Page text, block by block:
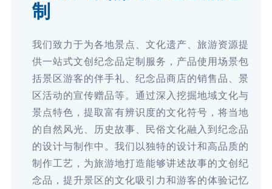
制
我们致力于为各地景点、文化遗产、旅游资源提
供一站式文创纪念品定制服务，产品使用场景包
括景区游客的伴手礼、纪念品商店的销售品、景
区活动的宣传赠品等。通过深入挖掘地域文化与
景点特色，提取富有辨识度的文化符号，将当地
的自然风光、历史故事、民俗文化融入到纪念品
的设计与制作中。我们以独特的设计和高品质的
制作工艺，为旅游地打造能够讲述故事的文创纪
念品，提升景区的文化吸引力和游客的体验记忆